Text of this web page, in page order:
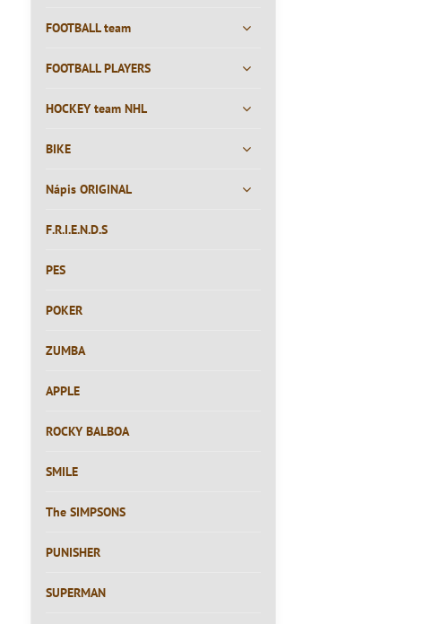
FOOTBALL team
FOOTBALL PLAYERS
HOCKEY team NHL
BIKE
Nápis ORIGINAL
F.R.I.E.N.D.S
PES
POKER
ZUMBA
APPLE
ROCKY BALBOA
SMILE
The SIMPSONS
PUNISHER
SUPERMAN